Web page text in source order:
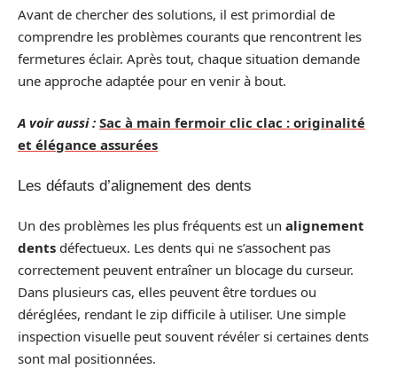
Avant de chercher des solutions, il est primordial de
comprendre les problèmes courants que rencontrent les
fermetures éclair. Après tout, chaque situation demande
une approche adaptée pour en venir à bout.
A voir aussi : Sac à main fermoir clic clac : originalité
et élégance assurées
Les défauts d’alignement des dents
Un des problèmes les plus fréquents est un alignement
dents défectueux. Les dents qui ne s’assochent pas
correctement peuvent entraîner un blocage du curseur.
Dans plusieurs cas, elles peuvent être tordues ou
déréglées, rendant le zip difficile à utiliser. Une simple
inspection visuelle peut souvent révéler si certaines dents
sont mal positionnées.